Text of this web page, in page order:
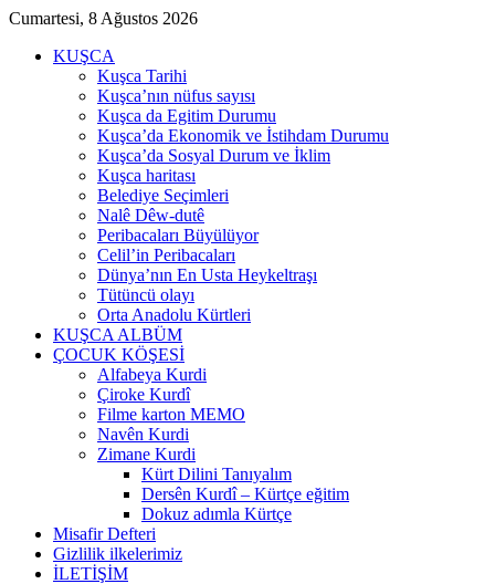
Cumartesi, 8 Ağustos 2026
KUŞCA
Kuşca Tarihi
Kuşca’nın nüfus sayısı
Kuşca da Egitim Durumu
Kuşca’da Ekonomik ve İstihdam Durumu
Kuşca’da Sosyal Durum ve İklim
Kuşca haritası
Belediye Seçimleri
Nalê Dêw-dutê
Peribacaları Büyülüyor
Celil’in Peribacaları
Dünya’nın En Usta Heykeltraşı
Tütüncü olayı
Orta Anadolu Kürtleri
KUŞCA ALBÜM
ÇOCUK KÖŞESİ
Alfabeya Kurdi
Çiroke Kurdî
Filme karton MEMO
Navên Kurdi
Zimane Kurdi
Kürt Dilini Tanıyalım
Dersên Kurdî – Kürtçe eğitim
Dokuz adımla Kürtçe
Misafir Defteri
Gizlilik ilkelerimiz
İLETİŞİM